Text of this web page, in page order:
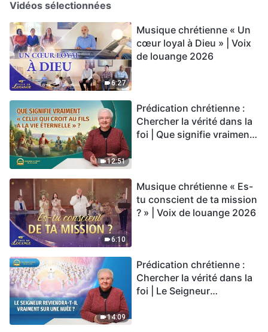
Vidéos sélectionnées
6:27
Musique chrétienne « Un
cœur loyal à Dieu » | Voix
de louange 2026
12:51
Prédication chrétienne :
Chercher la vérité dans la
foi | Que signifie vraiment
6:10
Musique chrétienne « Es-
tu conscient de ta mission
? » | Voix de louange 2026
14:09
Prédication chrétienne :
Chercher la vérité dans la
foi | Le Seigneur